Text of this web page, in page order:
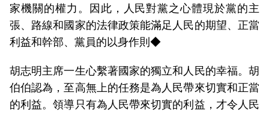
家機關的權力。因此，人民對黨之心體現於黨的主
張、路線和國家的法律政策能滿足人民的期望、正當
利益和幹部、黨員的以身作則◆
胡志明主席一生心繫著國家的獨立和人民的幸福。胡
伯伯認為，至高無上的任務是為人民帶來切實和正當
的利益。領導只有為人民帶來切實的利益，才令人民